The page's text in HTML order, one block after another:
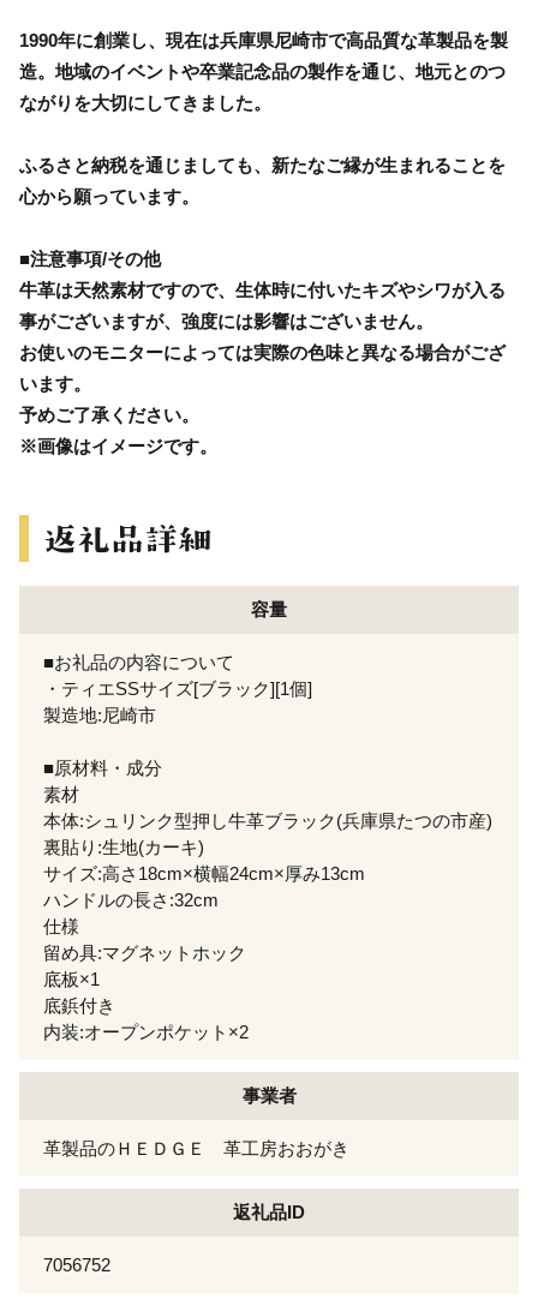
1990年に創業し、現在は兵庫県尼崎市で高品質な革製品を製
造。地域のイベントや卒業記念品の製作を通じ、地元とのつ
ながりを大切にしてきました。
ふるさと納税を通じましても、新たなご縁が生まれることを
心から願っています。
■注意事項/その他
牛革は天然素材ですので、生体時に付いたキズやシワが入る
事がございますが、強度には影響はございません。
お使いのモニターによっては実際の色味と異なる場合がござ
います。
予めご了承ください。
※画像はイメージです。
容量
■お礼品の内容について
・ティエSSサイズ[ブラック][1個]
製造地:尼崎市
■原材料・成分
素材
本体:シュリンク型押し牛革ブラック(兵庫県たつの市産)
裏貼り:生地(カーキ)
サイズ:高さ18cm×横幅24cm×厚み13cm
ハンドルの長さ:32cm
仕様
留め具:マグネットホック
底板×1
底鋲付き
内装:オープンポケット×2
事業者
革製品のＨＥＤＧＥ 革工房おおがき
返礼品ID
7056752